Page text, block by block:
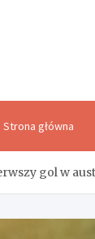
Strona główna
gol w